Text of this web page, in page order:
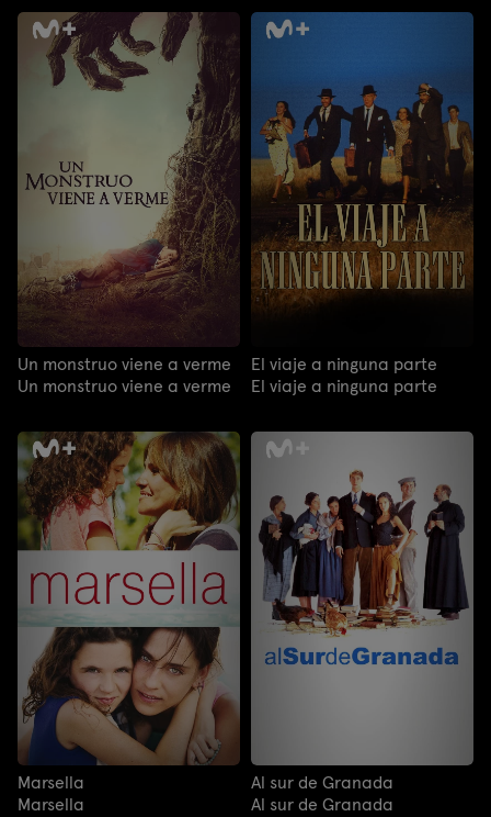
Un monstruo viene a verme
Un monstruo viene a verme
El viaje a ninguna parte
El viaje a ninguna parte
Marsella
Marsella
Al sur de Granada
Al sur de Granada